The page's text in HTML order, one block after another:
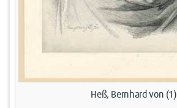
Heß, Bernhard von (1)